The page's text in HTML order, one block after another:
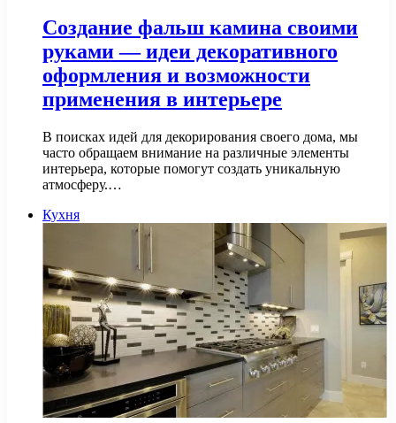
Создание фальш камина своими
руками — идеи декоративного
оформления и возможности
применения в интерьере
В поисках идей для декорирования своего дома, мы
часто обращаем внимание на различные элементы
интерьера, которые помогут создать уникальную
атмосферу.…
Кухня